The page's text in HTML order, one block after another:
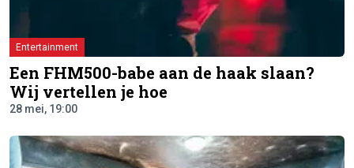
Entertainment
Een FHM500-babe aan de haak slaan?
Wij vertellen je hoe
28 mei, 19:00